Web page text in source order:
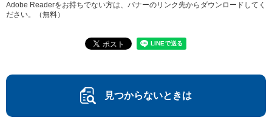
Adobe Readerをお持ちでない方は、バナーのリンク先からダウンロードしてく
ださい。（無料）
見つからないときは